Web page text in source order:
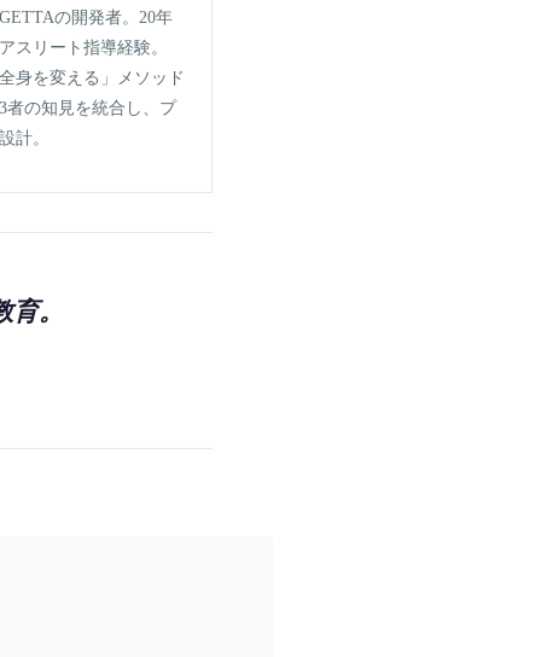
の開発者。20年
スリート指導経験。
身を変える」メソッド
者の知見を統合し、プ
計。
。